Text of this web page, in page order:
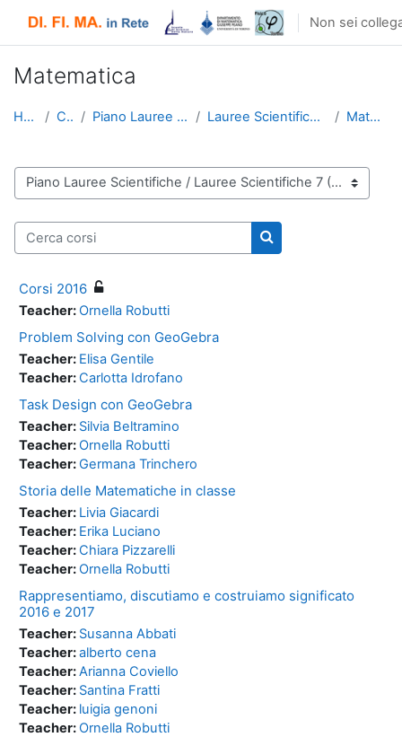
Non sei
Matematica
Home Corsi Piano Lauree Scientifiche Lauree Scientifiche 7 (2015-16) Matematica
Categorie di corso
Cerca corsi
Cerca corsi
Corsi 2016
Teacher:Ornella Robutti
Problem Solving con GeoGebra
Teacher: Elisa Gentile
Teacher:Carlotta Idrofano
Task Design con GeoGebra
Teacher: Silvia Beltramino
Teacher:Ornella Robutti
Teacher:Germana Trinchero
Storia delle Matematiche in classe
Teacher: Livia Giacardi
Teacher: Erika Luciano
Teacher:Chiara Pizzarelli
Teacher:Ornella Robutti
Rappresentiamo, discutiamo e costruiamo significato
2016 e 2017
Teacher: Susanna Abbati
Teacher:alberto cena
Teacher:Arianna Coviello
Teacher: Santina Fratti
Teacher: luigia genoni
Teacher:Ornella Robutti